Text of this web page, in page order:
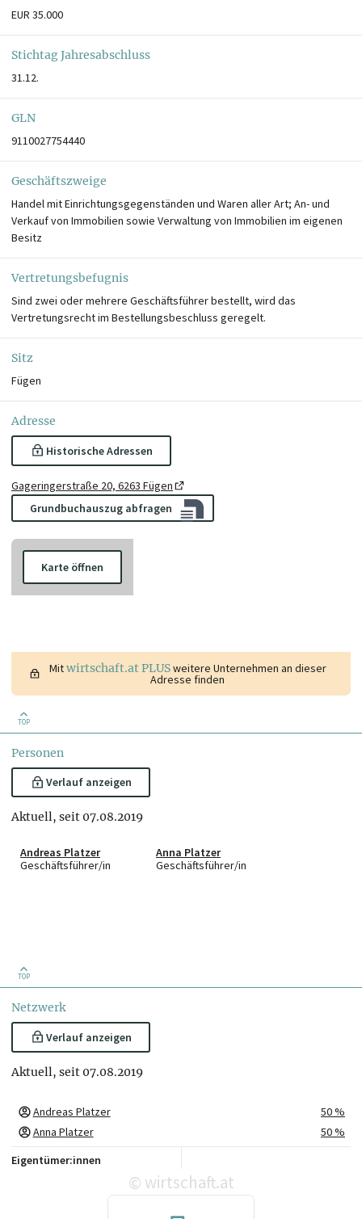
EUR 35.000
Stichtag Jahresabschluss
31.12.
GLN
9110027754440
Geschäftszweige
Handel mit Einrichtungsgegenständen und Waren aller Art; An- und
Verkauf von Immobilien sowie Verwaltung von Immobilien im eigenen
Besitz
Vertretungsbefugnis
Sind zwei oder mehrere Geschäftsführer bestellt, wird das
Vertretungsrecht im Bestellungsbeschluss geregelt.
Sitz
Fügen
Adresse
Historische Adressen
Gageringerstraße 20, 6263 Fügen
Grundbuchauszug abfragen
Karte öffnen
Mitwirtschaft.at PLUSweitere Unternehmen an dieser
Adresse finden
TOP
Personen
Verlauf anzeigen
Aktuell, seit 07.08.2019
Andreas Platzer
Geschäftsführer/in
Anna Platzer
Geschäftsführer/in
TOP
Netzwerk
Verlauf anzeigen
Aktuell, seit 07.08.2019
Andreas Platzer
50 %
Anna Platzer
50 %
Eigentümer:innen
© wirtschaft.at